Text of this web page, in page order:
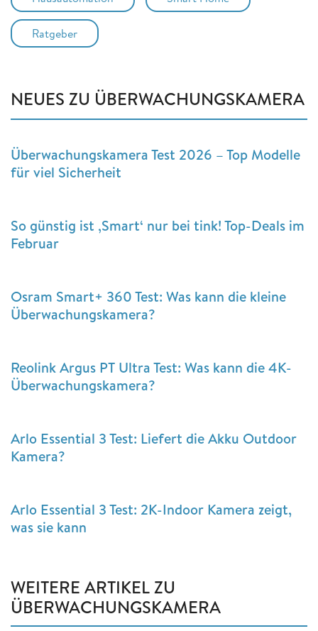
Ratgeber
NEUES ZU ÜBERWACHUNGSKAMERA
Überwachungskamera Test 2026 – Top Modelle
für viel Sicherheit
So günstig ist ‚Smart‘ nur bei tink! Top-Deals im
Februar
Osram Smart+ 360 Test: Was kann die kleine
Überwachungskamera?
Reolink Argus PT Ultra Test: Was kann die 4K-
Überwachungskamera?
Arlo Essential 3 Test: Liefert die Akku Outdoor
Kamera?
Arlo Essential 3 Test: 2K-Indoor Kamera zeigt,
was sie kann
WEITERE ARTIKEL ZU
ÜBERWACHUNGSKAMERA